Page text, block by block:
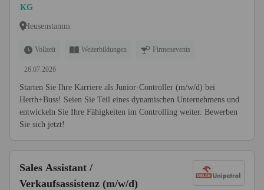
KG
Heusenstamm
Vollzeit Weiterbildungen Firmenevents
26.07.2026
Starten Sie Ihre Karriere als Junior-Controller (m/w/d) bei
Herth+Buss! Seien Sie Teil eines dynamischen Unternehmens und
entwickeln Sie Ihre Fähigkeiten im Controlling weiter. Bewerben
Sie sich jetzt!
Sales Assistant /
Verkaufsassistenz (m/w/d)